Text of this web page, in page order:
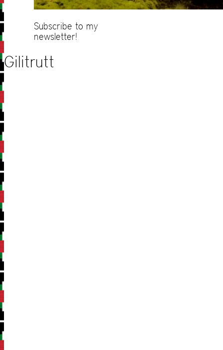
Subscribe to my
newsletter!
Gilitrutt